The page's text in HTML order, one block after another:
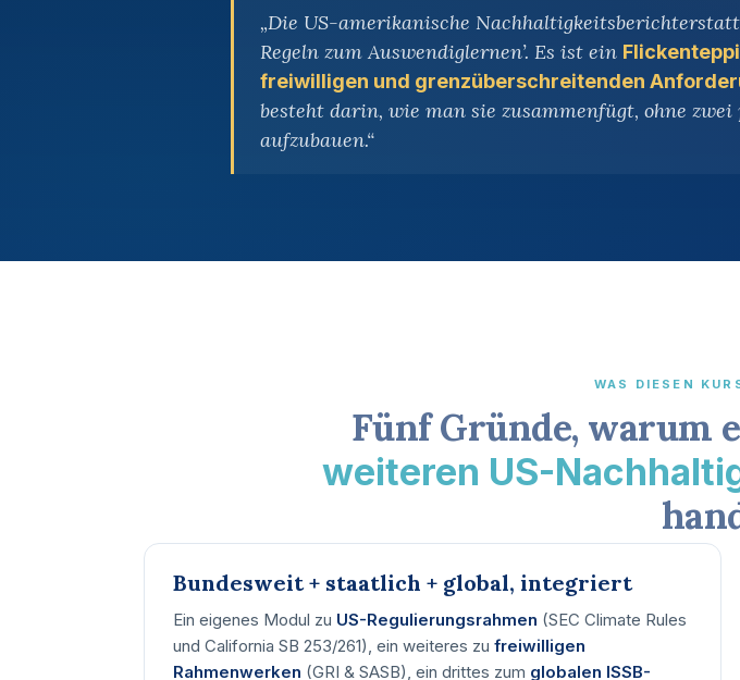
„Die US-amerikanische
Regeln zum Auswendiglernen’. Es ist ein
freiwilligen und grenzüberschreitenden
besteht darin, wie man sie zusammenfügt, ohne
aufzubauen.“
WAS DIESEN
Fünf Gründe, warum
weiteren US-
Bundesweit + staatlich + global, integriert
Ein eigenes Modul zu US-Regulierungsrahmen (SEC Climate Rules
und California SB 253/261), ein weiteres zu freiwilligen
Rahmenwerken (GRI & SASB), ein drittes zum globalen ISSB-